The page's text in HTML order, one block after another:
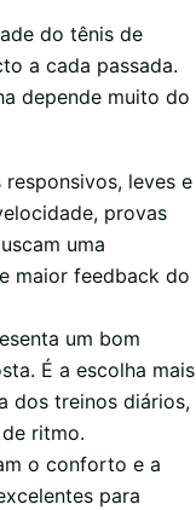
do tênis de
a cada passada.
depende muito do
leves e
provas
uma
maior feedback do
um bom
É a escolha mais
dos treinos diários,
ritmo.
o conforto e a
para